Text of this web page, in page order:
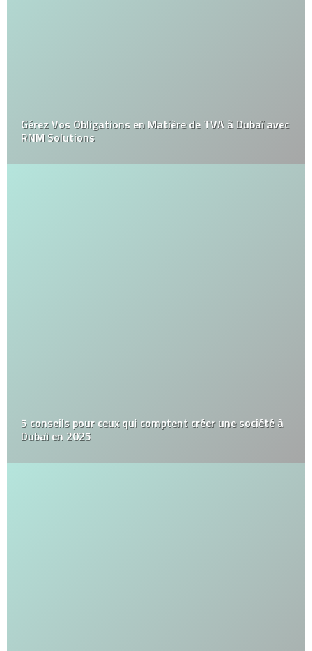
Gérez Vos Obligations en Matière de TVA à Dubaï avec
RNM Solutions
5 conseils pour ceux qui comptent créer une société à
Dubaï en 2025